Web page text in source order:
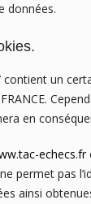
données.
contient un
en
echecs.fr
permet pas
ainsi